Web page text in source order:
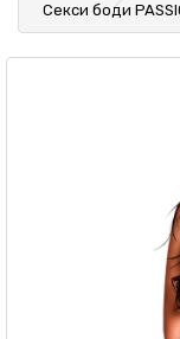
Секси боди